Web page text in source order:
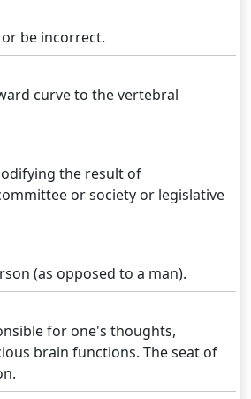
be incorrect.
curve to the vertebral
the result of
or society or legislative
(as opposed to a man).
for one's thoughts,
brain functions. The seat of